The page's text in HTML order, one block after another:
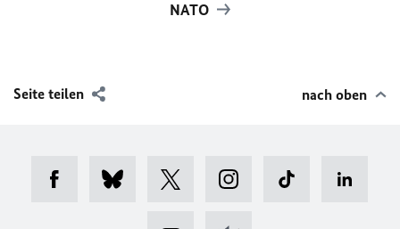
NATO
Seite teilen nach oben